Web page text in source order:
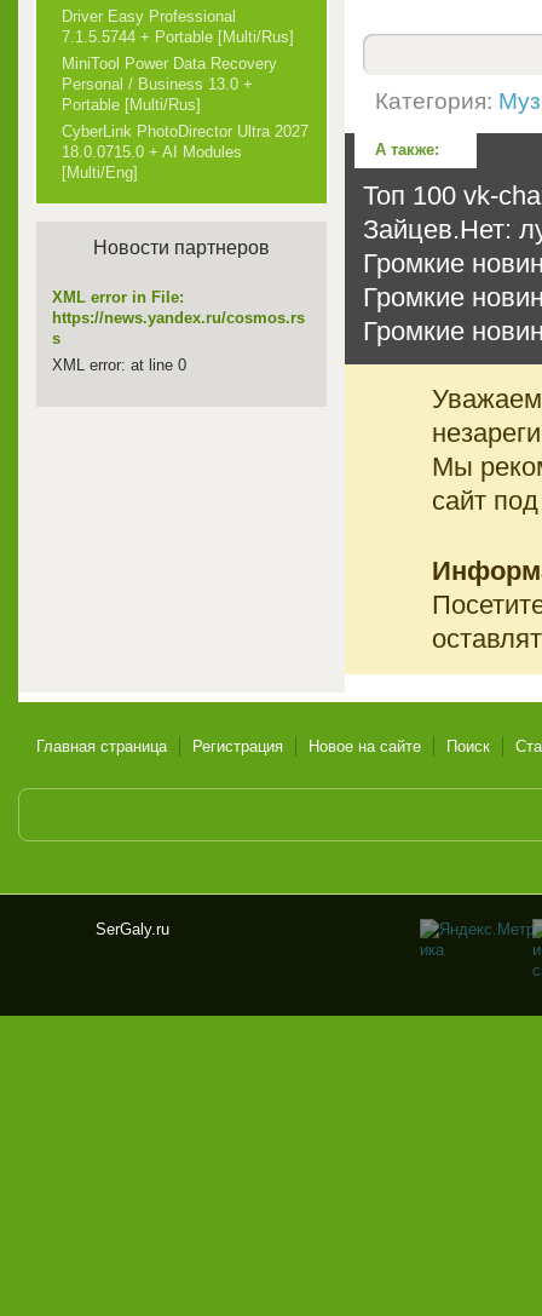
Категория:
А также:
Топ 100 vk-
Зайцев.Нет:
Громкие
Громкие
Громкие
Мы
сайт
Driver Easy Professional
7.1.5.5744 + Portable [Multi/Rus]
MiniTool Power Data Recovery
Personal / Business 13.0 +
Portable [Multi/Rus]
CyberLink PhotoDirector Ultra 2027
18.0.0715.0 + AI Modules
[Multi/Eng]
Новости партнеров
XML error in File:
https://news.yandex.ru/cosmos.rs
s
XML error: at line 0
Главная страница Регистрация Новое на сайте Поиск
y.ru
SerGaly.ru